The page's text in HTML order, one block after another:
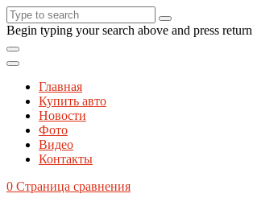
Begin typing your search above and press
Главная
Купить авто
Новости
Фото
Видео
Контакты
0 Страница сравнения